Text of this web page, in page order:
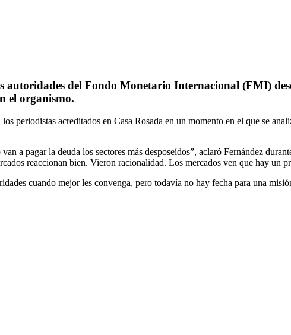
autoridades del Fondo Monetario Internacional (FMI)
el organismo.
periodistas acreditados en Casa Rosada en un momento en el que se
a pagar la deuda los sectores más desposeídos”, aclaró Fernández
reaccionan bien. Vieron racionalidad. Los mercados ven que hay un
cuando mejor les convenga, pero todavía no hay fecha para una